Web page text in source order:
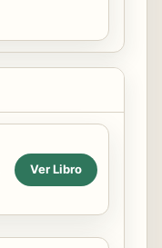
Ver Libro